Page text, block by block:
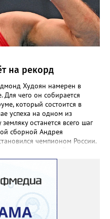
на рекорд
Худоян намерен в
Для чего он собирается
который состоится в
успеха на одном из
останется всего шаг
сборной Андрея
чемпионом России.
«Юность» выйдут как
— лидеры национальной
наград.